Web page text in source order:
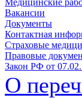
Медицинские
Вакансии
Документы
Контактная
Страховые
Правовые
Закон РФ от
О